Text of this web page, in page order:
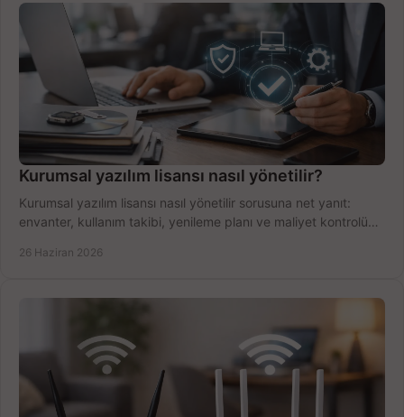
Kurumsal yazılım lisansı nasıl yönetilir?
Kurumsal yazılım lisansı nasıl yönetilir sorusuna net yanıt:
envanter, kullanım takibi, yenileme planı ve maliyet kontrolü
26 Haziran 2026